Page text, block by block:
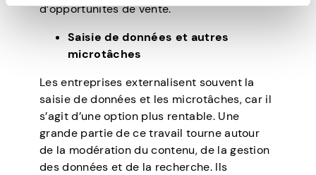
d’opportunités de vente.
Saisie de données et autres
microtâches
Les entreprises externalisent souvent la
saisie de données et les microtâches, car il
s’agit d’une option plus rentable. Une
grande partie de ce travail tourne autour
de la modération du contenu, de la gestion
des données et de la recherche. Ils